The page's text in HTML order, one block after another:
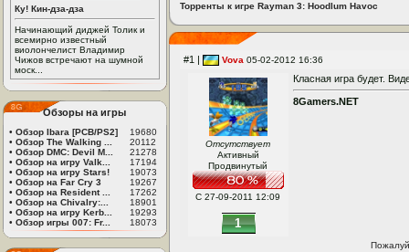
Ку! Кин-дза-дза
Начинающий диджей Толик и
всемирно известный
виолончелист Владимир
Чижов встречают на шумной
моск...
Обзоры на игры
• Обзор Ibara [PCB/PS2]
19680
• Обзор The Walking ...
20112
• Обзор DMC: Devil M...
21278
• Обзор на игру Valk...
17194
• Обзор на игру Stars!
19073
• Обзор на Far Cry 3
19267
• Обзор на Resident ...
17262
• Обзор на Chivalry:...
18901
• Обзор на игру Kerb...
19293
• Обзор игры 007: Fr... 18073
Торренты к игре Rayman 3: Hoodlum Havoc
#1 | Vova 05-02-2012 16:36
Отсутствует
Активный
Продвинутый
С 27-09-2011 12:09
1
Класная игра будет.
8Gamers.NET